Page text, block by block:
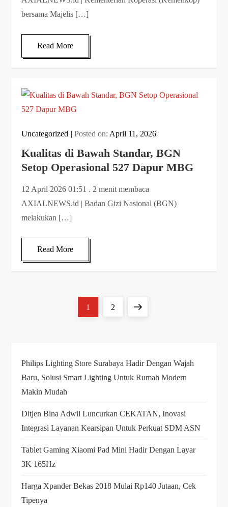
bersama Majelis […]
Read More
Uncategorized Posted on: April 11, 2026
Kualitas di Bawah Standar, BGN
Setop Operasional 527 Dapur MBG
12 April 2026 01:51 . 2 menit membaca
AXIALNEWS.id | Badan Gizi Nasional (BGN)
melakukan […]
Read More
Page
1 Page
2 Next
Philips Lighting Store Surabaya Hadir Dengan Wajah
Baru, Solusi Smart Lighting Untuk Rumah Modern
Makin Mudah
Ditjen Bina Adwil Luncurkan CEKATAN, Inovasi
Integrasi Layanan Kearsipan Untuk Perkuat SDM ASN
Tablet Gaming Xiaomi Pad Mini Hadir Dengan Layar
3K 165Hz
Harga Xpander Bekas 2018 Mulai Rp140 Jutaan, Cek
Tipenya